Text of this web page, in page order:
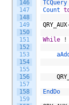
146
147
148
149
150
151
152
153
154
155
156
157
158
159
TCQuery
Count
QRY_AUX
While !
aAdd
EndDo